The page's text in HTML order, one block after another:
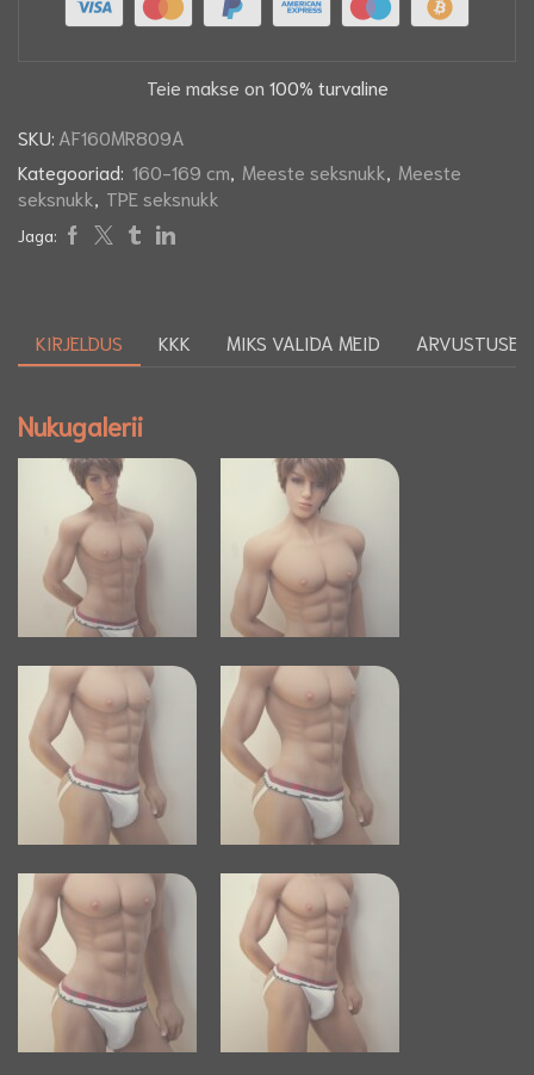
Teie makse on 100% turvaline
SKU: AF160MR809A
Kategooriad: 160-169 cm Meeste seksnukk
Meeste
seksnukk
TPE seksnukk
Jaga:
KIRJELDUS KKK MIKS VALIDA MEID
Nukugalerii